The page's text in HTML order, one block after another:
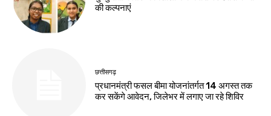
की कल्पनाएं
छत्तीसगढ़
प्रधानमंत्री फसल बीमा योजनांतर्गत 14 अगस्त तक
कर सकेंगे आवेदन, जिलेभर में लगाए जा रहे शिविर